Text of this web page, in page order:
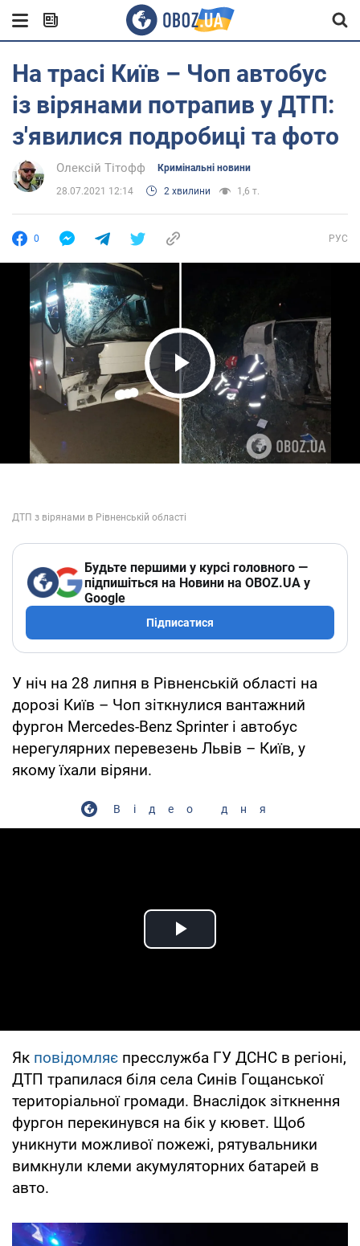
На трасі Київ – Чоп автобус
із вірянами потрапив у ДТП:
з'явилися подробиці та фото
Олексій Тітофф Кримінальні новини
28.07.2021 12:14 2 хвилини 1,6 т.
0 РУС
Play Video
Будьте першими у курсі головного —
підпишіться на Новини на OBOZ.UA у
Google
Підписатися
У ніч на 28 липня в Рівненській області на
дорозі Київ – Чоп зіткнулися вантажний
фургон Mercedes-Benz Sprinter і автобус
нерегулярних перевезень Львів – Київ, у
якому їхали віряни.
Відео дня
Play Video
Як повідомляє пресслужба ГУ ДСНС в регіоні,
ДТП трапилася біля села Синів Гощанської
територіальної громади. Внаслідок зіткнення
фургон перекинувся на бік у кювет. Щоб
уникнути можливої пожежі, рятувальники
вимкнули клеми акумуляторних батарей в
авто.